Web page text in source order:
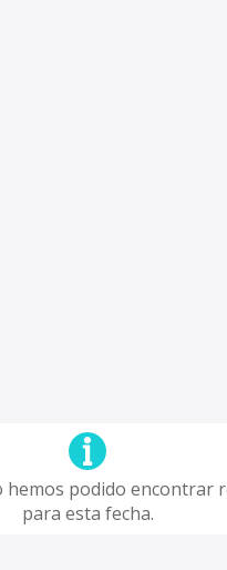
hemos podido encontrar
para esta fecha.